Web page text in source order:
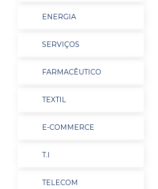
ENERGIA
SERVIÇOS
FARMACÊUTICO
TEXTIL
E-COMMERCE
T.I
TELECOM